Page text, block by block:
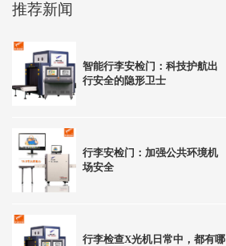
推荐新闻
智能行李安检门：科技护航出
行安全的隐形卫士
行李安检门：加强公共环境机
场安全
行李检查X光机日常中，都有哪